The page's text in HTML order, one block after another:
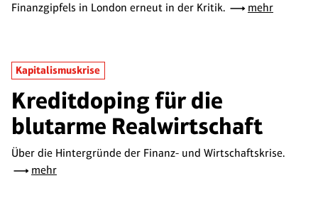
Finanzgipfels in London erneut in der Kritik.
mehr
Kapitalismuskrise
Kreditdoping für die
blutarme Realwirtschaft
Über die Hintergründe der Finanz- und Wirtschaftskrise.
mehr